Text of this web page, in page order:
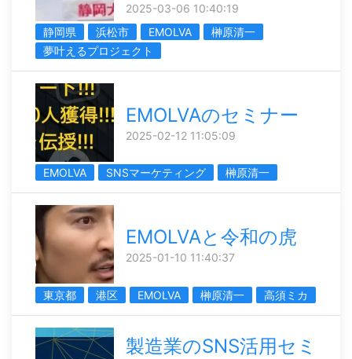
2025-03-06 10:40:19
静岡県
浜松市 EMOLVA
榊󠄀原清一
夢叶えるプロジェクト
EMOLVAのセミナー
2025-02-12 11:05:09
EMOLVA SNSマーケティング 榊󠄀原清一
EMOLVAと令和の虎
2025-01-10 11:40:37
東京都 港区 EMOLVA 榊󠄀原清一 高須ミカ
製造業のSNS活用セミ